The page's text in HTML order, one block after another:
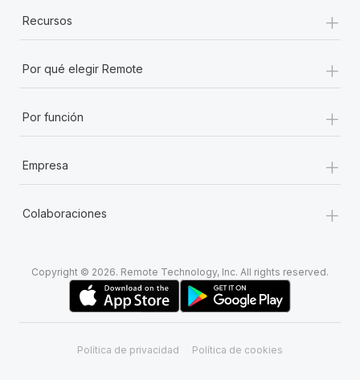
Recursos +
Por qué elegir Remote +
Por función +
Empresa +
Colaboraciones +
Copyright © 2026. Remote Technology, Inc. All rights reserved.
Política de privacidad Política de cookies